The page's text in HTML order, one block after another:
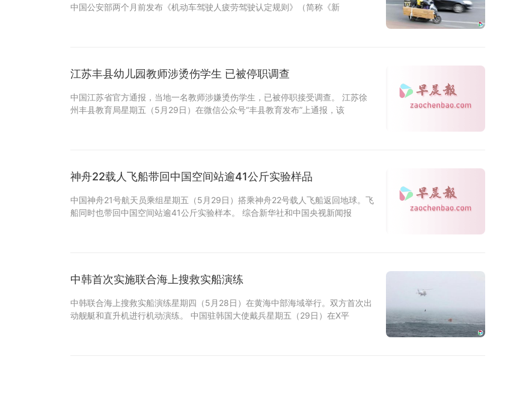
中国公安部两个月前发布《机动车驾驶人疲劳驾驶认定规则》（简称《新
江苏丰县幼儿园教师涉烫伤学生 已被停职调查
中国江苏省官方通报，当地一名教师涉嫌烫伤学生，已被停职接受调查。 江苏徐
州丰县教育局星期五（5月29日）在微信公众号“丰县教育发布”上通报，该
神舟22载人飞船带回中国空间站逾41公斤实验样品
中国神舟21号航天员乘组星期五（5月29日）搭乘神舟22号载人飞船返回地球。飞
船同时也带回中国空间站逾41公斤实验样本。 综合新华社和中国央视新闻报
中韩首次实施联合海上搜救实船演练
中韩联合海上搜救实船演练星期四（5月28日）在黄海中部海域举行。双方首次出
动舰艇和直升机进行机动演练。 中国驻韩国大使戴兵星期五（29日）在X平